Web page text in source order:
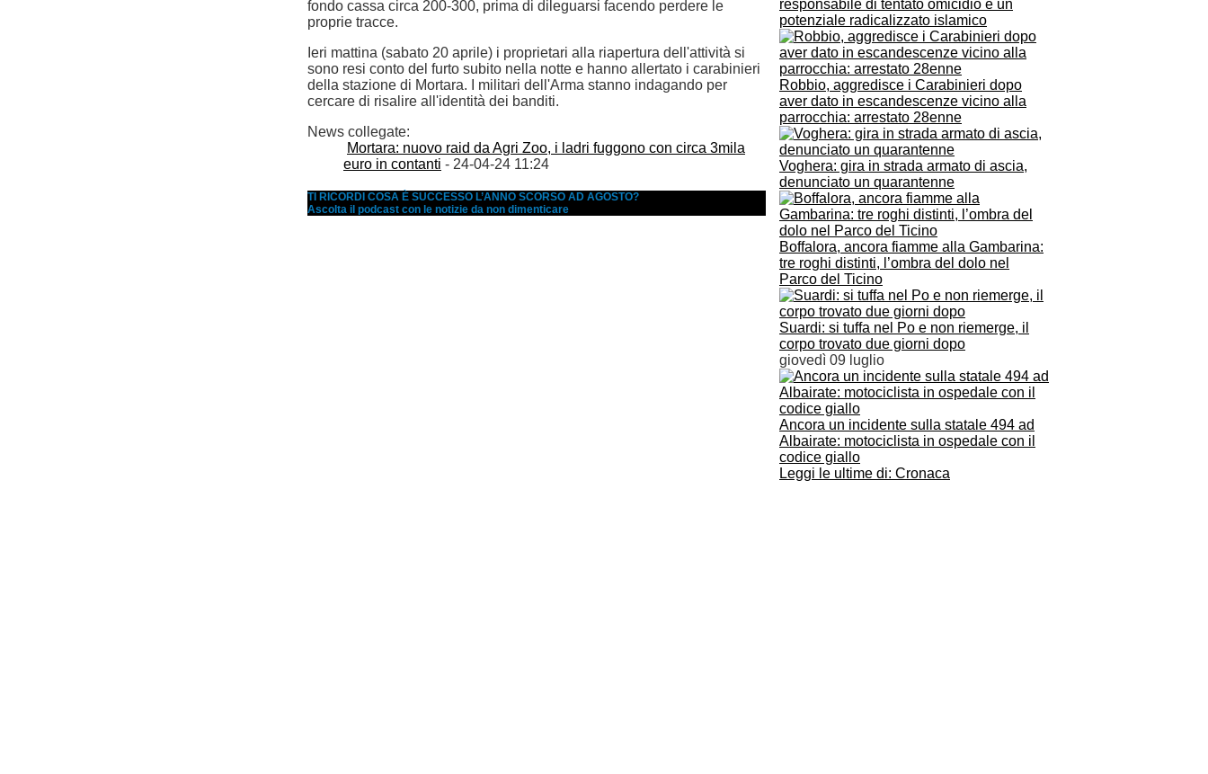
responsabile di tentato omicidio e un
potenziale radicalizzato islamico
Robbio, aggredisce i Carabinieri dopo
aver dato in escandescenze vicino alla
parrocchia: arrestato 28enne
Voghera: gira in strada armato di ascia,
denunciato un quarantenne
Boffalora, ancora fiamme alla Gambarina:
tre roghi distinti, l’ombra del dolo nel
Parco del Ticino
Suardi: si tuffa nel Po e non riemerge, il
corpo trovato due giorni dopo
giovedì 09 luglio
Ancora un incidente sulla statale 494 ad
Albairate: motociclista in ospedale con il
codice giallo
Leggi le ultime di: Cronaca
fondo cassa circa 200-300, prima di dileguarsi facendo perdere le
proprie tracce.
Ieri mattina (sabato 20 aprile) i proprietari alla riapertura dell'attività si
sono resi conto del furto subito nella notte e hanno allertato i carabinieri
della stazione di Mortara. I militari dell'Arma stanno indagando per
cercare di risalire all'identità dei banditi.
News collegate:
Mortara: nuovo raid da Agri Zoo, i ladri fuggono con circa 3mila
euro in contanti - 24-04-24 11:24
TI RICORDI COSA È SUCCESSO L’ANNO SCORSO AD AGOSTO?
Ascolta il podcast con le notizie da non dimenticare